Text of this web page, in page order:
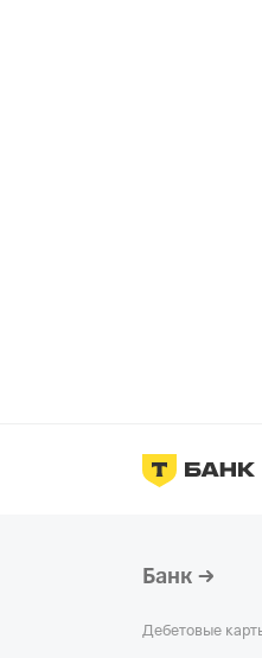
Банк
Дебетовые